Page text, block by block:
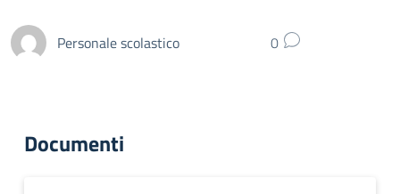
Personale scolastico 0
Documenti